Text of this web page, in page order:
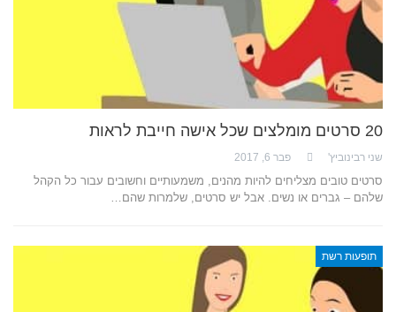
20 סרטים מומלצים שכל אישה חייבת לראות
שני רבינוביץ' פבר 6, 2017
סרטים טובים מצליחים להיות מהנים, משמעותיים וחשובים עבור כל הקהל
שלהם – גברים או נשים. אבל יש סרטים, שלמרות שהם…
תופעות רשת